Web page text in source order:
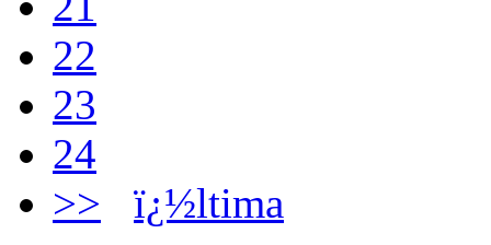
22
23
24
>>
ï¿½ltima